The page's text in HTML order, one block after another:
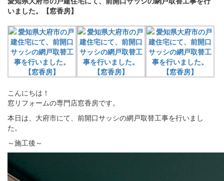
いました。【窓香房】
こんにちは！
窓リフォームの専門店窓香房です。
本日は、大府市にて、前開口サッシの網戸取替工事を行いまし
た。
～施工後～